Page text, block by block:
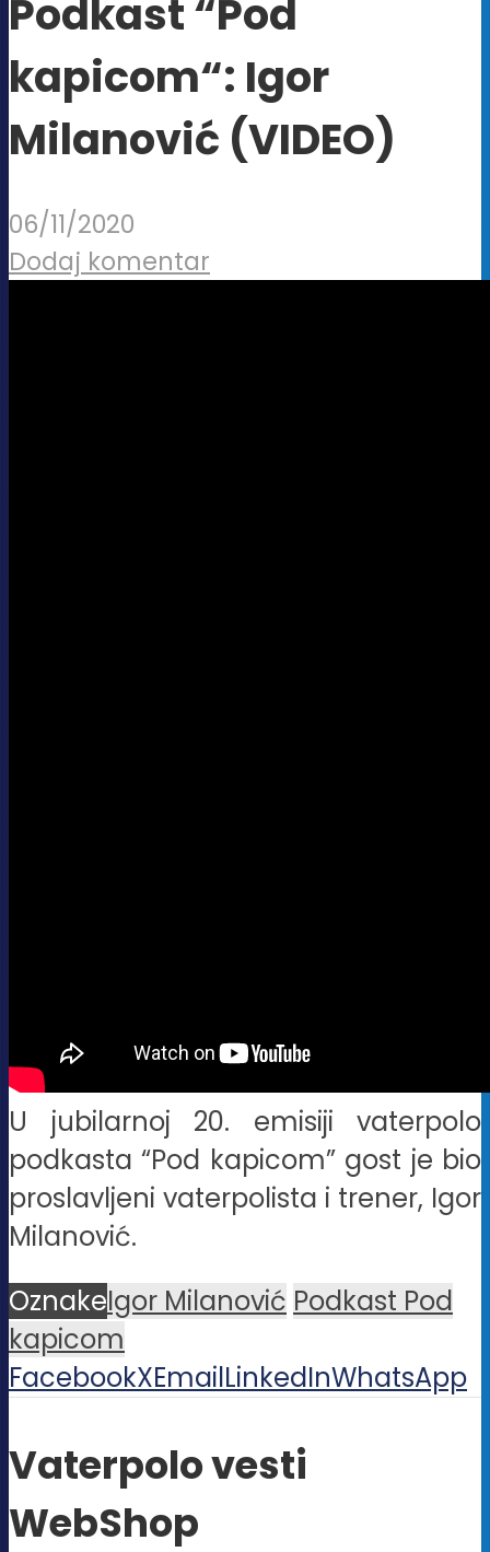
Podkast “Pod
kapicom“: Igor
Milanović (VIDEO)
06/11/2020
Dodaj komentar
U jubilarnoj 20. emisiji vaterpolo
podkasta “Pod kapicom” gost je bio
proslavljeni vaterpolista i trener, Igor
Milanović.
OznakeIgor Milanović Podkast Pod
kapicom
FacebookXEmailLinkedInWhatsApp
Vaterpolo vesti
WebShop